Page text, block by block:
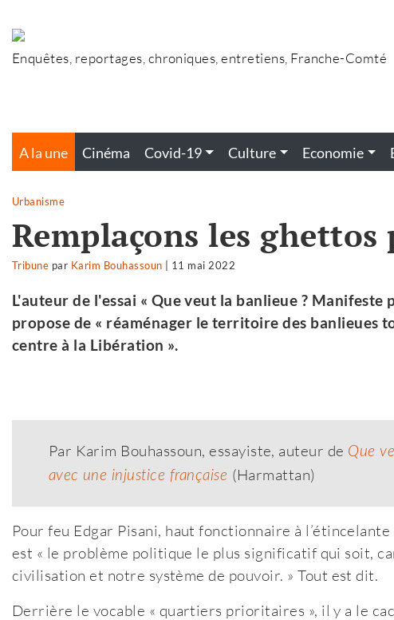
au
Enquêtes, reportages, chroniques, entretiens, Franche-Comté
A la une Cinéma Covid-19 Culture Economie
Urbanisme
Remplaçons les ghettos
Tribune par Karim Bouhassoun 11 mai 2022
L'auteur de l'essai « Que veut la banlieue ?
propose de « réaménager le territoire des banlieues
centre à la Libération ».
Par Karim Bouhassoun, essayiste, auteur de Que
avec une injustice française (Harmattan)
Pour feu Edgar Pisani, haut fonctionnaire à
est « le problème politique le plus significatif qui soit,
civilisation et notre système de pouvoir. » Tout est dit.
Derrière le vocable « quartiers prioritaires », il y a le